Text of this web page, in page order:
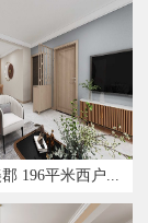
196平米西户...